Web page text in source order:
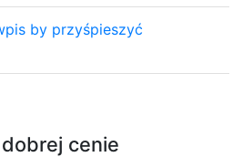
dobrej cenie
by przyśpieszyć